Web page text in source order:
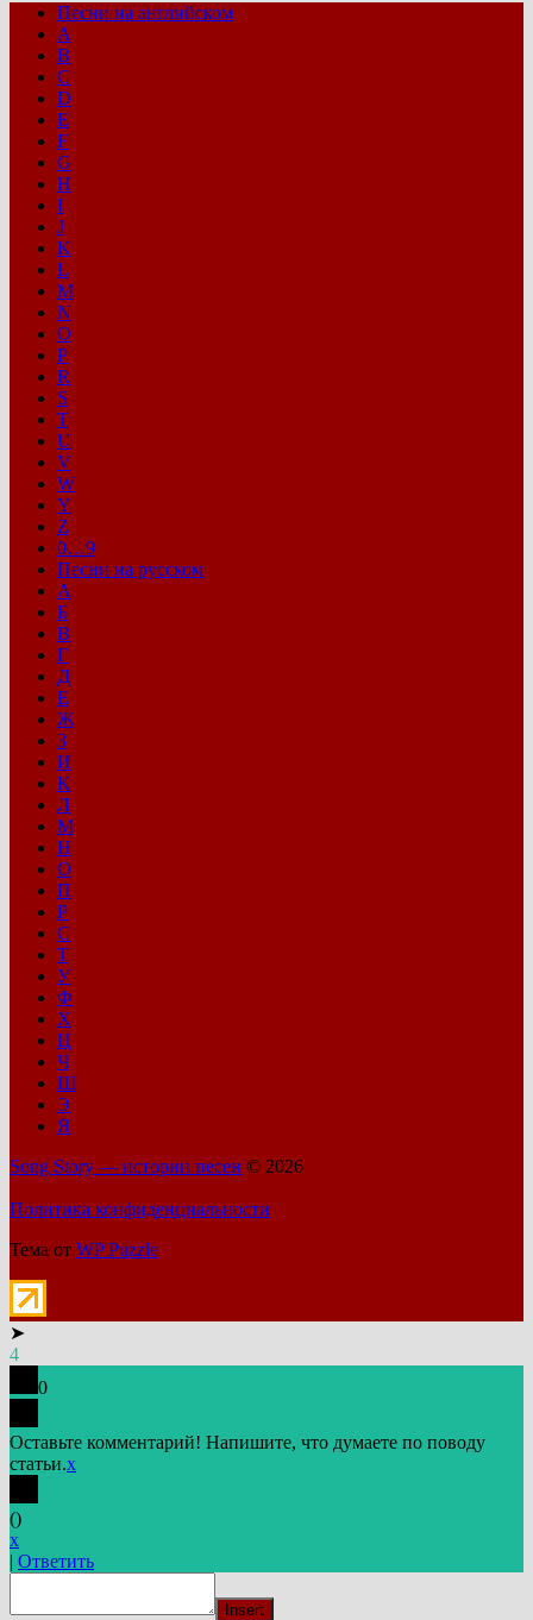
Песни на английском
A
B
C
D
E
F
G
H
I
J
K
L
M
N
O
P
R
S
T
U
V
W
Y
Z
0…9
Песни на русском
А
Б
В
Г
Д
Е
Ж
З
И
К
Л
М
Н
О
П
Р
С
Т
У
Ф
Х
Ц
Ч
Ш
Э
Я
Song Story — истории песен © 2026
Политика конфиденциальности
Тема от WP Puzzle
➤
4
0
Оставьте комментарий! Напишите, что думаете по поводу
статьи.x
()
x
| Ответить
Insert